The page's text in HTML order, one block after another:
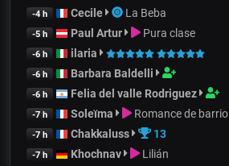
-4 h Cecile La Beba
-5 h Paul Artur Pura clase
-6 h ilaria
-6 h Barbara Baldelli
-6 h Felia del valle Rodriguez
-7 h Soleïma Romance de barrio
-7 h Chakkaluss 13
-7 h Khochnav Lilián